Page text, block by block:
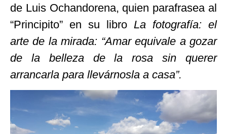
de Luis Ochandorena, quien parafrasea al
“Principito” en su libro La fotografía: el
arte de la mirada: “Amar equivale a gozar
de la belleza de la rosa sin querer
arrancarla para llevárnosla a casa”.